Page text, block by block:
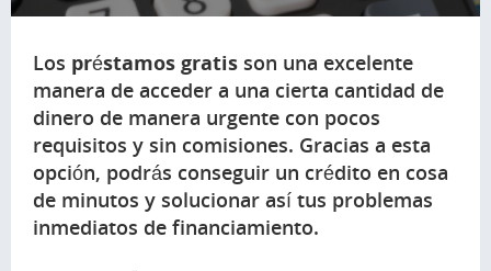
Los préstamos gratis son una excelente
manera de acceder a una cierta cantidad de
dinero de manera urgente con pocos
requisitos y sin comisiones. Gracias a esta
opción, podrás conseguir un crédito en cosa
de minutos y solucionar así tus problemas
inmediatos de financiamiento.